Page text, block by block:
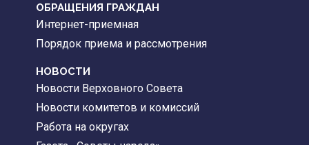
ОБРАЩЕНИЯ ГРАЖДАН
Интернет-приемная
Порядок приема и рассмотрения
НОВОСТИ
Новости Верховного Совета
Новости комитетов и комиссий
Работа на округах